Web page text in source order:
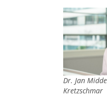
Dr. Jan
Kretzschmar